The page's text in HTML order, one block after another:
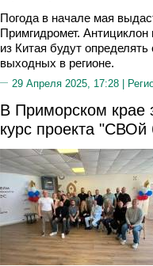
Погода в начале мая
Примгидромет.
из Китая будут
выходных в регионе.
29 Апреля 2025, 17:28 |
В Приморском крае
курс проекта "СВОй